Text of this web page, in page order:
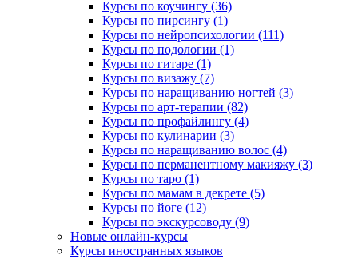
Курсы по коучингу (36)
Курсы по пирсингу (1)
Курсы по нейропсихологии (111)
Курсы по подологии (1)
Курсы по гитаре (1)
Курсы по визажу (7)
Курсы по наращиванию ногтей (3)
Курсы по арт-терапии (82)
Курсы по профайлингу (4)
Курсы по кулинарии (3)
Курсы по наращиванию волос (4)
Курсы по перманентному макияжу (3)
Курсы по таро (1)
Курсы по мамам в декрете (5)
Курсы по йоге (12)
Курсы по экскурсоводу (9)
Новые онлайн‑курсы
Курсы иностранных языков